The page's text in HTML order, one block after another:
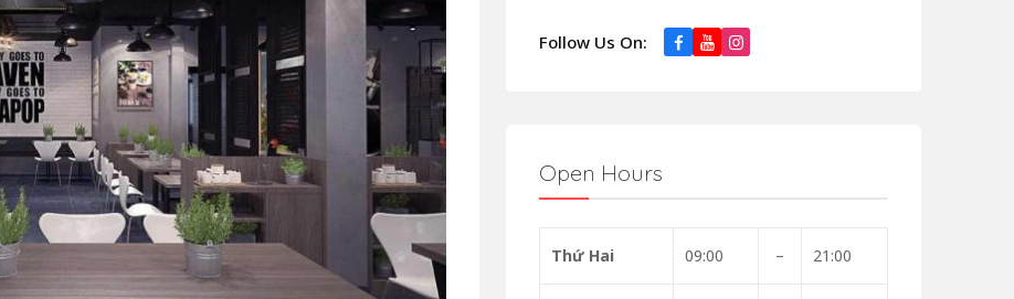
Follow Us On:
Open Hours
Thứ Hai 09:00 – 21:00